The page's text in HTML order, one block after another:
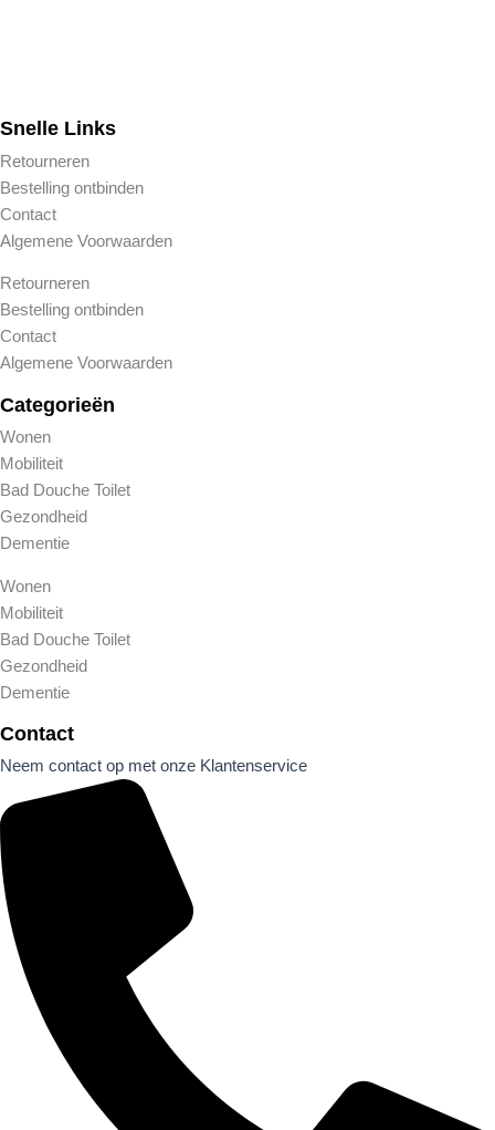
Snelle Links
Retourneren
Bestelling ontbinden
Contact
Algemene Voorwaarden
Retourneren
Bestelling ontbinden
Contact
Algemene Voorwaarden
Categorieën
Wonen
Mobiliteit
Bad Douche Toilet
Gezondheid
Dementie
Wonen
Mobiliteit
Bad Douche Toilet
Gezondheid
Dementie
Contact
Neem contact op met onze Klantenservice